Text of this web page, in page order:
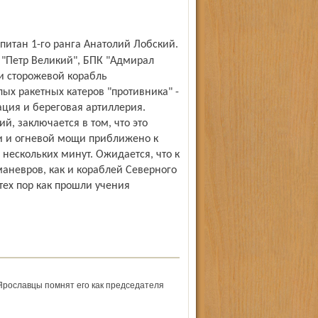
Великий", БПК "Адмирал
корабль
ракетных катеров "противника" -
и береговая артиллерия.
заключается в том, что это
и огневой мощи приближено к
минут. Ожидается, что к
как и кораблей Северного
пор как прошли учения
помнят его как председателя